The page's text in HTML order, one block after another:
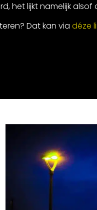
het lijkt namelijk
Dat kan via déze